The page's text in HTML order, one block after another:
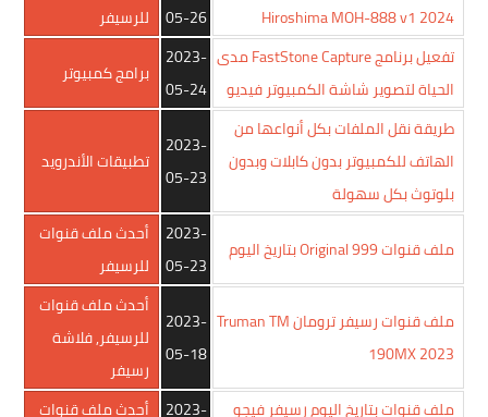
Hiroshima MOH-888 v1 2024
05-26
للرسيفر
تفعيل برنامج FastStone Capture مدى
الحياة لتصوير شاشة الكمبيوتر فيديو
2023-
05-24
برامج كمبيوتر
طريقة نقل الملفات بكل أنواعها من
الهاتف للكمبيوتر بدون كابلات وبدون
بلوتوث بكل سهولة
2023-
05-23
تطبيقات الأندرويد
ملف قنوات Original 999 بتاريخ اليوم
2023-
05-23
أحدث ملف قنوات
للرسيفر
ملف قنوات رسيفر ترومان Truman TM
190MX 2023
2023-
05-18
أحدث ملف قنوات
للرسيفر,فلاشة
رسيفر
ملف قنوات بتاريخ اليوم رسيفر فيجو
2023-
أحدث ملف قنوات